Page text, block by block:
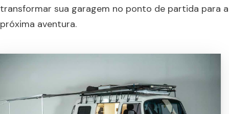
transformar sua garagem no ponto de partida para a
próxima aventura.